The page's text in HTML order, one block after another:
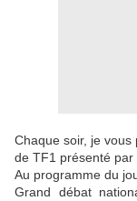
Chaque soir, je
de TF1 présenté par
Au programme du
Grand débat